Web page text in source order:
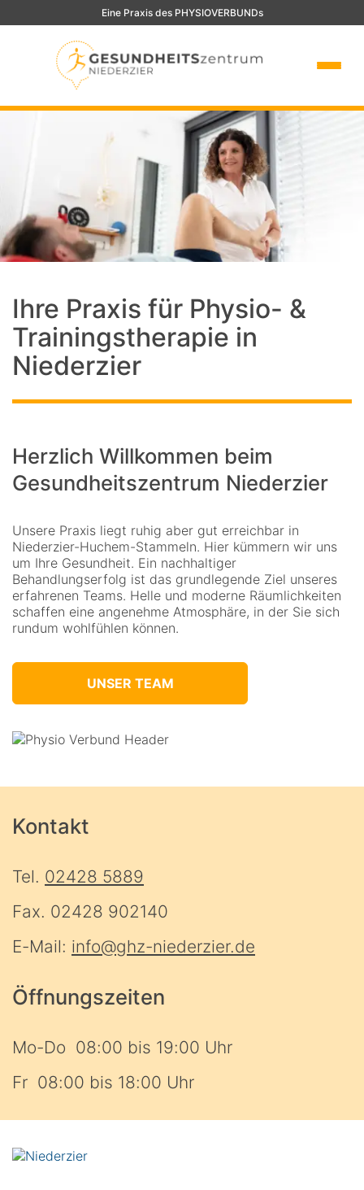
Eine Praxis des PHYSIOVERBUNDs
Ihre Praxis für Physio- &
Trainingstherapie in
Niederzier
Herzlich Willkommen beim
Gesundheitszentrum Niederzier
Unsere Praxis liegt ruhig aber gut erreichbar in
Niederzier-Huchem-Stammeln. Hier kümmern wir uns
um Ihre Gesundheit. Ein nachhaltiger
Behandlungserfolg ist das grundlegende Ziel unseres
erfahrenen Teams. Helle und moderne Räumlichkeiten
schaffen eine angenehme Atmosphäre, in der Sie sich
rundum wohlfühlen können.
UNSER TEAM
Kontakt
Tel. 02428 5889
Fax. 02428 902140
E-Mail: info@ghz-niederzier.de
Öffnungszeiten
Mo-Do 08:00 bis 19:00 Uhr
Fr 08:00 bis 18:00 Uhr